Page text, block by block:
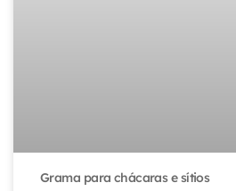
Grama para chácaras e sítios